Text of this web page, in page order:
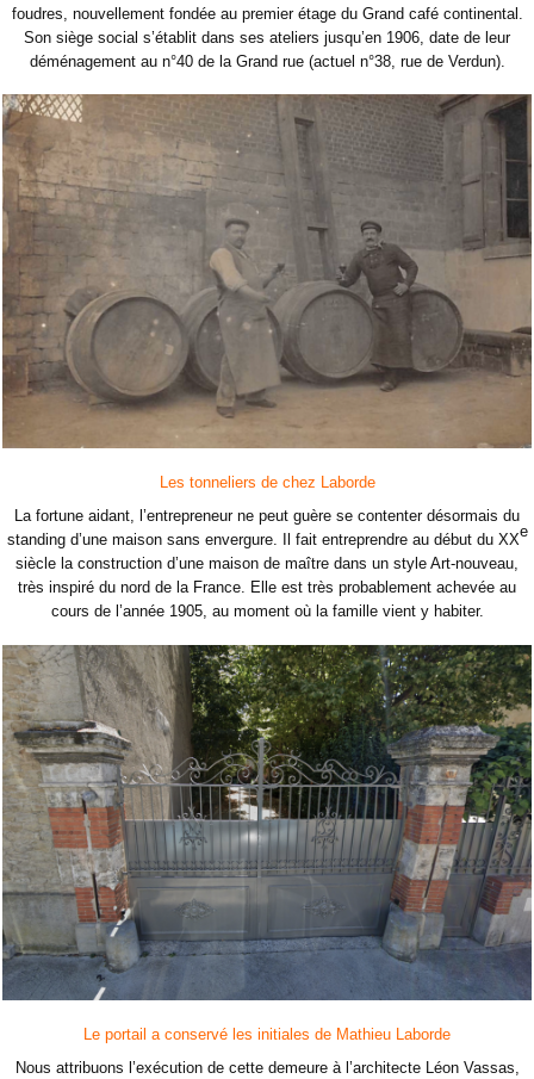
foudres, nouvellement fondée au premier étage du Grand café continental.
Son siège social s’établit dans ses ateliers jusqu’en 1906, date de leur
déménagement au n°40 de la Grand rue (actuel n°38, rue de Verdun).
Les tonneliers de chez Laborde
La fortune aidant, l’entrepreneur ne peut guère se contenter désormais du
standing d’une maison sans envergure. Il fait entreprendre au début du XXe
siècle la construction d’une maison de maître dans un style Art-nouveau,
très inspiré du nord de la France. Elle est très probablement achevée au
cours de l’année 1905, au moment où la famille vient y habiter.
Le portail a conservé les initiales de Mathieu Laborde
Nous attribuons l’exécution de cette demeure à l’architecte Léon Vassas,